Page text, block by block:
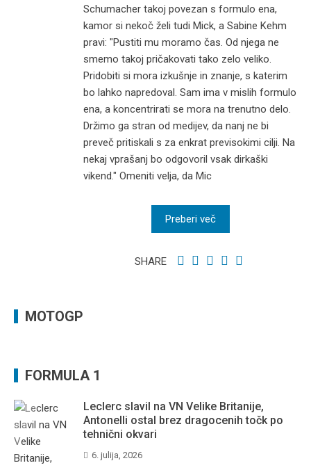
Schumacher takoj povezan s formulo ena,
kamor si nekoč želi tudi Mick, a Sabine Kehm
pravi: "Pustiti mu moramo čas. Od njega ne
smemo takoj pričakovati tako zelo veliko.
Pridobiti si mora izkušnje in znanje, s katerim
bo lahko napredoval. Sam ima v mislih formulo
ena, a koncentrirati se mora na trenutno delo.
Držimo ga stran od medijev, da nanj ne bi
preveč pritiskali s za enkrat previsokimi cilji. Na
nekaj vprašanj bo odgovoril vsak dirkaški
vikend." Omeniti velja, da Mic
Preberi več
SHARE
MOTOGP
FORMULA 1
Leclerc slavil na VN Velike Britanije,
Antonelli ostal brez dragocenih točk po
tehnični okvari
6. julija, 2026